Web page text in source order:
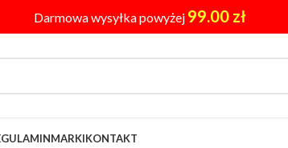
Darmowa wysyłka powyżej 99.00 zł
MARKIKONTAKT